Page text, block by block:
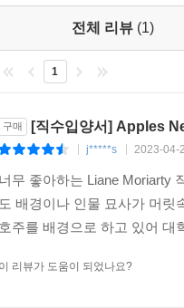
전체 리뷰 (1)
1
구매 [직수입양서] Apples
j*****s 2023-04-
너무 좋아하는 Liane Moriarty
도 배경이나 인물 묘사가 머릿
호주를 배경으로 하고 있어
이 리뷰가 도움이 되었나요?